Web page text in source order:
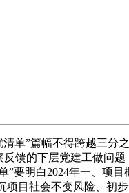
”篇幅不得跨越三分
馈的下层党建工做问
要明白2024年一、项
目社会不变风险、初